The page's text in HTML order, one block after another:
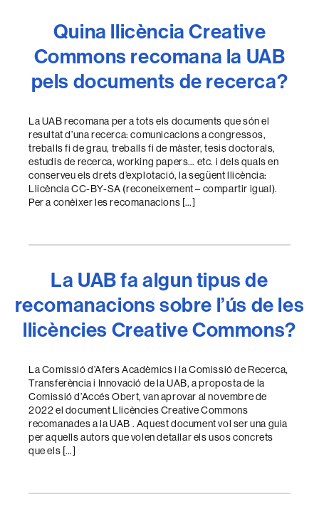
Quina llicència Creative
Commons recomana la UAB
pels documents de recerca?
La UAB recomana per a tots els documents que són el
resultat d’una recerca: comunicacions a congressos,
treballs fi de grau, treballs fi de màster, tesis doctorals,
estudis de recerca, working papers… etc. i dels quals en
conserveu els drets d’explotació, la següent llicència:
Llicència CC-BY-SA (reconeixement – compartir igual).
Per a conèixer les recomanacions […]
La UAB fa algun tipus de
recomanacions sobre l’ús de les
llicències Creative Commons?
La Comissió d’Afers Acadèmics i la Comissió de Recerca,
Transferència i Innovació de la UAB, a proposta de la
Comissió d’Accés Obert, van aprovar al novembre de
2022 el document Llicències Creative Commons
recomanades a la UAB . Aquest document vol ser una guia
per aquells autors que volen detallar els usos concrets
que els […]